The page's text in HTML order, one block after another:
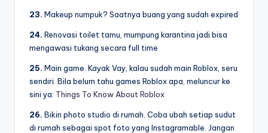
23. Makeup numpuk? Saatnya buang yang sudah expired
24. Renovasi toilet tamu, mumpung karantina jadi bisa
mengawasi tukang secara full time
25. Main game. Kayak Vay, kalau sudah main Roblox, seru
sendiri. Bila belum tahu games Roblox apa, meluncur ke
sini ya: Things To Know About Roblox
26. Bikin photo studio di rumah. Coba ubah setiap sudut
di rumah sebagai spot foto yang Instagramable. Jangan